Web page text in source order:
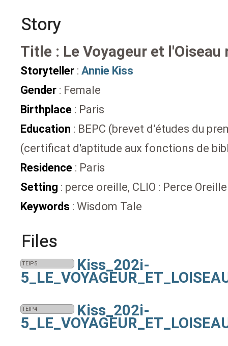
Story
Title : Le Voyageur et l'Oiseau
Storyteller : Annie Kiss
Gender : Female
Birthplace : Paris
Education : BEPC (brevet d’études du
(certificat d'aptitude aux fonctions de
Residence : Paris
Setting : perce oreille, CLIO : Perce Oreille
Keywords : Wisdom Tale
Files
TEIP5 Kiss_202i-
TEIP4 Kiss_202i-